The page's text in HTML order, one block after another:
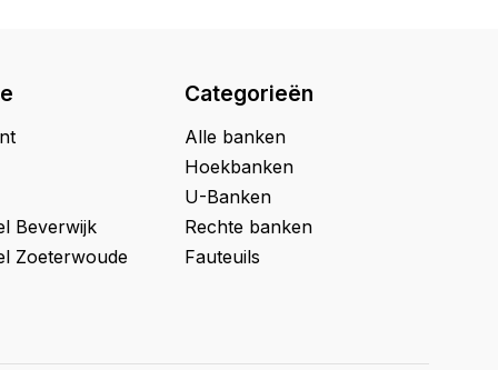
Beverwijk
Zoeterwoude
Categorieën
Alle banken
Hoekbanken
U-Banken
Rechte banken
Fauteuils